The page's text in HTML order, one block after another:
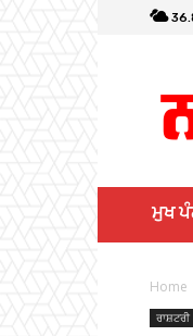
ਮੁਖ
Home
ਰਾਸ਼ਟਰੀ